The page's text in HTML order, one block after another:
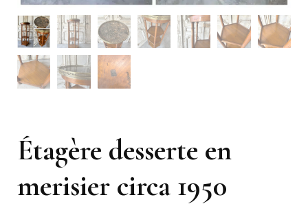
Étagère desserte en
merisier circa 1950